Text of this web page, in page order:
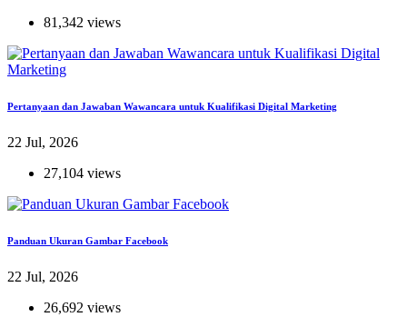
81,342 views
Pertanyaan dan Jawaban Wawancara untuk Kualifikasi Digital Marketing
22 Jul, 2026
27,104 views
Panduan Ukuran Gambar Facebook
22 Jul, 2026
26,692 views